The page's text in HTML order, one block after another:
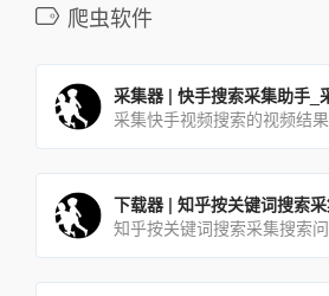
爬虫软件
采集快手视频搜索的视频结果
知乎按关键词搜索采集搜索